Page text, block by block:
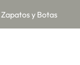
Zapatos y Botas